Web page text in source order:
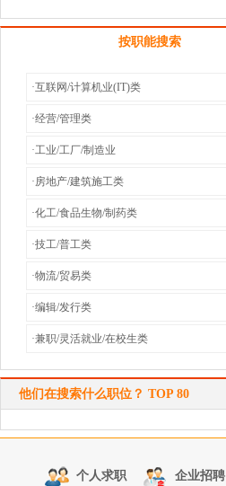
按职能搜索
·互联网/计算机业(IT)类
·经营/管理类
·工业/工厂/制造业
·房地产/建筑施工类
·化工/食品生物/制药类
·技工/普工类
·物流/贸易类
·编辑/发行类
·兼职/灵活就业/在校生类
他们在搜索什么职位？ TOP 80
个人求职 企业招聘